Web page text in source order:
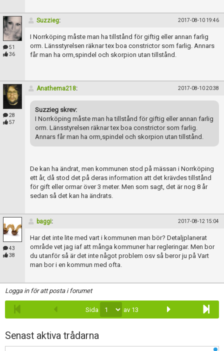
51
36
Suzzieg: 2017-08-10 19:46
I Norrköping måste man ha tillstånd för giftig eller annan farlig
orm. Länsstyrelsen räknar tex boa constrictor som farlig. Annars
får man ha orm,spindel och skorpion utan tillstånd.
28
57
Anathema218: 2017-08-10 20:38
Suzzieg skrev:
I Norrköping måste man ha tillstånd för giftig eller annan farlig
orm. Länsstyrelsen räknar tex boa constrictor som farlig.
Annars får man ha orm,spindel och skorpion utan tillstånd.
De kan ha ändrat, men kommunen stod på mässan i Norrköping
ett år, då stod det på deras information att det krävdes tillstånd
för gift eller ormar över 3 meter. Men som sagt, det är nog 8 år
sedan så det kan ha ändrats.
43
38
baggi: 2017-08-12 15:04
Har det inte lite med vart i kommunen man bör? Detaljplanerat
område vet jag iaf att många kommuner har regleringar. Men bor
du utanför så är det inte något problem osv så beror ju på Vart
man bor i en kommun med ofta.
Logga in för att posta i forumet
Sida av 13
Senast aktiva trådarna